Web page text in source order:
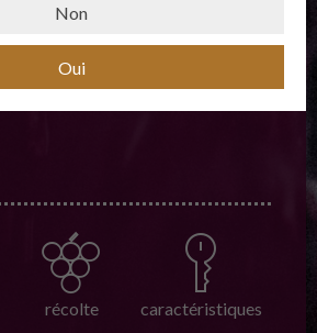
CHOISIR UN
MILLÉSIME
récolte caractéristiques
Non
Oui